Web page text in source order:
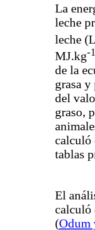
La
leche
leche
MJ.kg-1
de la
grasa
del
graso,
calculó
tablas
El
calculó
(Odum